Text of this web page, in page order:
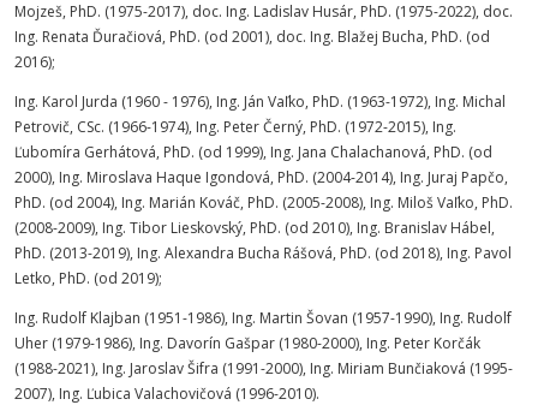
Mojzeš, PhD. (1975-2017), doc. Ing. Ladislav Husár, PhD. (1975-2022), doc.
Ing. Renata Ďuračiová, PhD. (od 2001), doc. Ing. Blažej Bucha, PhD. (od
2016);
Ing. Karol Jurda (1960 - 1976), Ing. Ján Vaľko, PhD. (1963-1972), Ing. Michal
Petrovič, CSc. (1966-1974), Ing. Peter Černý, PhD. (1972-2015), Ing.
Ľubomíra Gerhátová, PhD. (od 1999), Ing. Jana Chalachanová, PhD. (od
2000), Ing. Miroslava Haque Igondová, PhD. (2004-2014), Ing. Juraj Papčo,
PhD. (od 2004), Ing. Marián Kováč, PhD. (2005-2008), Ing. Miloš Vaľko, PhD.
(2008-2009), Ing. Tibor Lieskovský, PhD. (od 2010), Ing. Branislav Hábel,
PhD. (2013-2019), Ing. Alexandra Bucha Rášová, PhD. (od 2018), Ing. Pavol
Letko, PhD. (od 2019);
Ing. Rudolf Klajban (1951-1986), Ing. Martin Šovan (1957-1990), Ing. Rudolf
Uher (1979-1986), Ing. Davorín Gašpar (1980-2000), Ing. Peter Korčák
(1988-2021), Ing. Jaroslav Šifra (1991-2000), Ing. Miriam Bunčiaková (1995-
2007), Ing. Ľubica Valachovičová (1996-2010).